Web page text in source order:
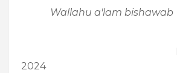
Wallahu a'lam bishawab
2024